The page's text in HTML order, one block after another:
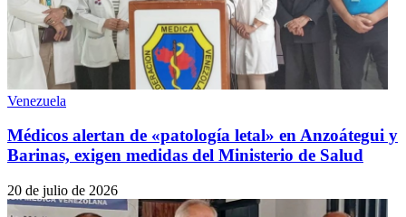
Venezuela
Médicos alertan de «patología letal» en Anzoátegui y
Barinas, exigen medidas del Ministerio de Salud
20 de julio de 2026